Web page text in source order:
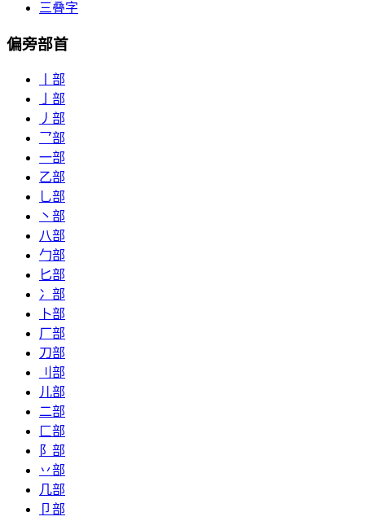
三叠字
偏旁部首
丨部
亅部
丿部
乛部
一部
乙部
乚部
丶部
八部
勹部
匕部
冫部
卜部
厂部
刀部
刂部
儿部
二部
匚部
阝部
丷部
几部
卩部